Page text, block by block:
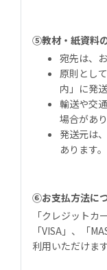
⑤教材・紙資料
宛先は、
原則とし
内」に発
輸送や交
場合があり
発送元は
あります
⑥お支払方法に
「クレジットカ
「VISA」、「
利用いただけます